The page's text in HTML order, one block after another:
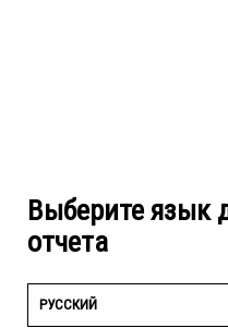
Выберите язык
отчета
РУССКИЙ